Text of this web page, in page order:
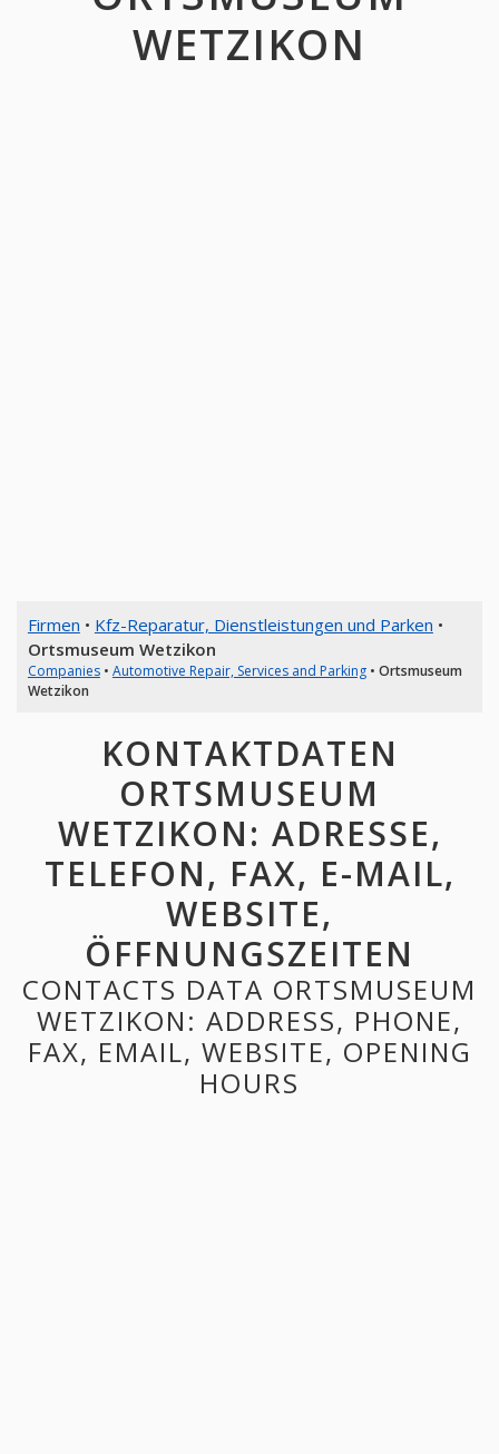
WETZIKON
Firmen • Kfz-Reparatur, Dienstleistungen und Parken •
Ortsmuseum Wetzikon
Companies• Automotive Repair, Services and Parking• Ortsmuseum
Wetzikon
KONTAKTDATEN
ORTSMUSEUM
WETZIKON: ADRESSE,
TELEFON, FAX, E-MAIL,
WEBSITE,
ÖFFNUNGSZEITEN
CONTACTS DATA ORTSMUSEUM
WETZIKON: ADDRESS, PHONE,
FAX, EMAIL, WEBSITE, OPENING
HOURS